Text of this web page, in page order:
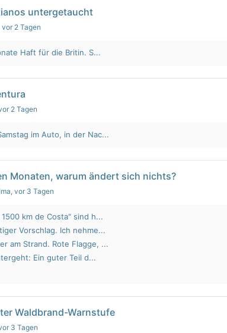
untergetaucht
vor 2 Tagen
Haft für die Britin. S...
2 Tagen
im Auto, in der Nac...
Monaten, warum ändert sich nichts?
, vor 3 Tagen
km de Costa" sind h...
Vorschlag. Ich nehme...
am Strand. Rote Flagge, ...
Ein guter Teil d...
Waldbrand-Warnstufe
3 Tagen